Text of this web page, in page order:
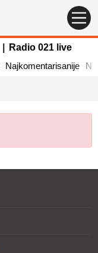
Radio 021 live
Najkomentarisanije